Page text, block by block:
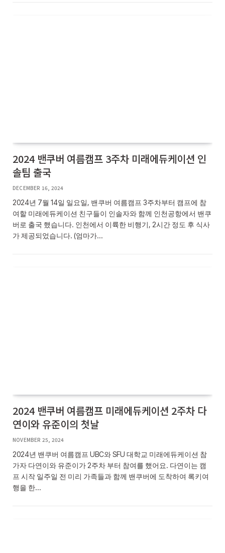
2024 밴쿠버 여름캠프 3주차 미래에듀케이션 인
솔팀 출국
DECEMBER 16, 2024
2024년 7월 14일 일요일, 밴쿠버 여름캠프 3주차부터 캠프에 참
여할 미래에듀케이션 친구들이 인솔자와 함께 인천공항에서 밴쿠
버로 출국 했습니다. 인천에서 이륙한 비행기, 2시간 정도 후 식사
가 제공되었습니다. (엄마가…
2024 밴쿠버 여름캠프 미래에듀케이션 2주차 다
연이와 유준이의 첫날
NOVEMBER 25, 2024
2024년 밴쿠버 여름캠프 UBC와 SFU 대학교 미래에듀케이션 참
가자 다연이와 유준이가 2주차 부터 참여를 했어요. 다연이는 캠
프 시작 일주일 전 미리 가족들과 함께 밴쿠버에 도착하여 록키여
행을 한…